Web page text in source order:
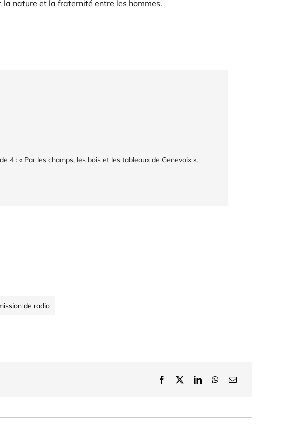
nature et la fraternité entre les hommes.
4 : « Par les champs, les bois et les tableaux de Genevoix »,
de radio